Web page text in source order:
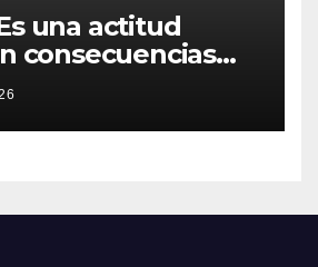
una actitud
consecuencias
graves”